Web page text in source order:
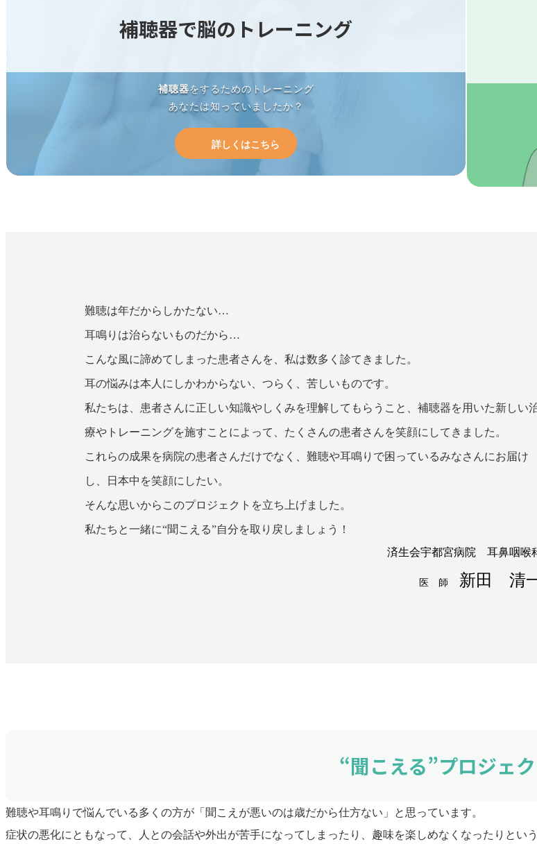
補聴器で脳のトレーニング
補聴器をするためのトレーニング
あなたは知っていましたか？
詳しくはこちら
難聴は年だからしかたない…
耳鳴りは治らないものだから…
こんな風に諦めてしまった患者さんを、私は数多く診てきました。
耳の悩みは本人にしかわからない、つらく、苦しいものです。
私たちは、患者さんに正しい知識やしくみを理解してもらうこと、補聴器を用いた新しい
療やトレーニングを施すことによって、たくさんの患者さんを笑顔にしてきました。
これらの成果を病院の患者さんだけでなく、難聴や耳鳴りで困っているみなさんにお届け
し、日本中を笑顔にしたい。
そんな思いからこのプロジェクトを立ち上げました。
私たちと一緒に“聞こえる”自分を取り戻しましょう！
済生会宇都宮病院 耳鼻咽喉
医 師 新田 清
“聞こえる”プロジェ
難聴や耳鳴りで悩んでいる多くの方が「聞こえが悪いのは歳だから仕方ない」と思っています。
症状の悪化にともなって、人との会話や外出が苦手になってしまったり、趣味を楽しめなくなったりとい